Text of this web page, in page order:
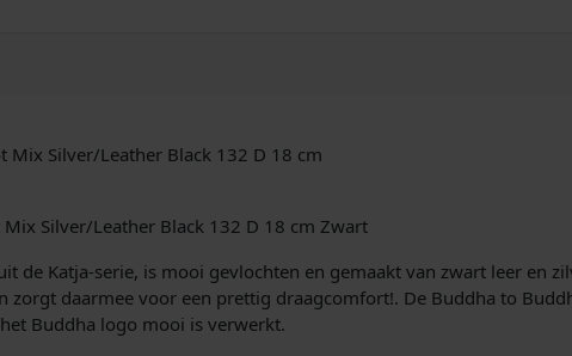
Mix Silver/Leather Black 132 D 18 cm
Silver/Leather Black 132 D 18 cm Zwart
de Katja-serie, is mooi gevlochten en gemaakt van zwart leer en
zorgt daarmee voor een prettig draagcomfort!. De Buddha to
Buddha logo mooi is verwerkt.